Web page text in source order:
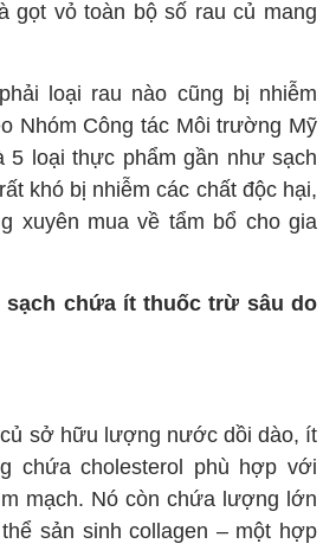
gọt vỏ toàn bộ số rau củ mang
loại rau nào cũng bị nhiễm
Nhóm Công tác Môi trường Mỹ
5 loại thực phẩm gần như sạch
khó bị nhiễm các chất độc hại,
xuyên mua về tẩm bổ cho gia
sạch chứa ít thuốc trừ sâu do
sở hữu lượng nước dồi dào, ít
chứa cholesterol phù hợp với
mạch. Nó còn chứa lượng lớn
sản sinh collagen – một hợp